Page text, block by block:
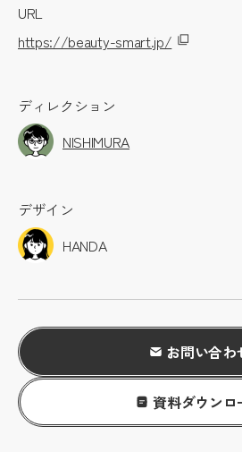
URL
https://beauty-smart.jp/
ディレクション
NISHIMURA
デザイン
HANDA
お問い合わ
資料ダウンロ